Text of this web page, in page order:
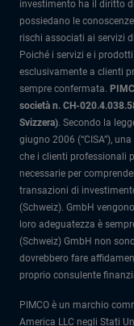
investimento ha il diritto
possiedano le
rischi associati ai servizi
Poiché i servizi e i
esclusivamente a clienti
sempre confermata.
società n. CH-
Svizzera). Secondo la
giugno 2006 (“CISA”),
che i clienti professionali
necessarie per
transazioni di
(Schweiz). GmbH
loro adeguatezza è
(Schweiz) GmbH non
dovrebbero fare
proprio consulente
PIMCO è un marchio
America LLC negli Stati